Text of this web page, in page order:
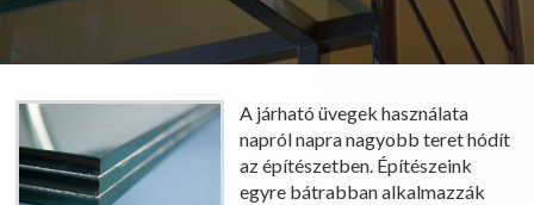
A járható üvegek használata
napról napra nagyobb teret hódít
az építészetben. Építészeink
egyre bátrabban alkalmazzák